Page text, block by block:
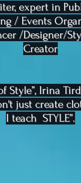
expert in
/ Events
/Designer/
Creator
Style”, Irina
just create
I teach STYLE”.